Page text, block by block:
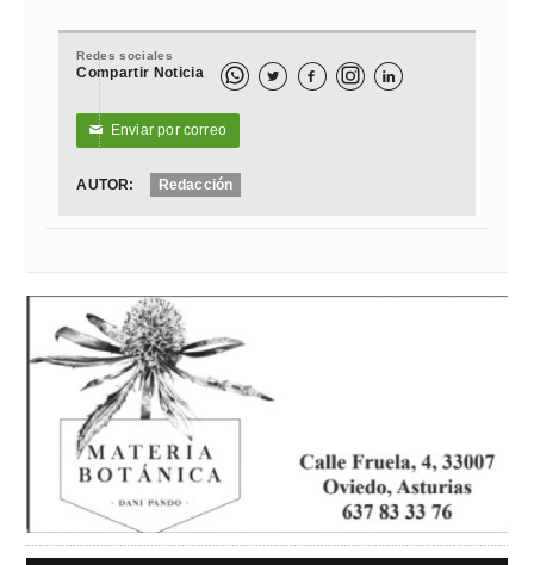
Redes sociales
Compartir Noticia   
✉ Enviar por correo
AUTOR: Redacción